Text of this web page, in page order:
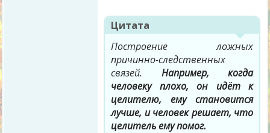
Цитата
Построение ложных
причинно-следственных
связей. Например, когда
человеку плохо, он идёт к
целителю, ему становится
лучше, и человек решает, что
целитель ему помог.